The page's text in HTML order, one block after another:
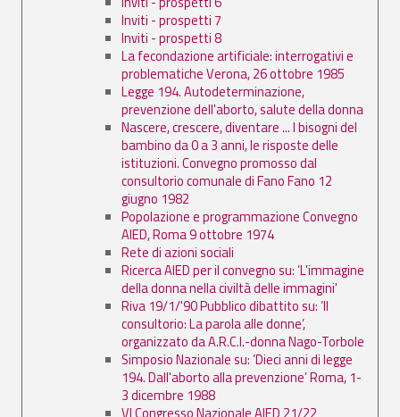
Inviti - prospetti 7
Inviti - prospetti 8
La fecondazione artificiale: interrogativi e
problematiche Verona, 26 ottobre 1985
Legge 194. Autodeterminazione,
prevenzione dell'aborto, salute della donna
Nascere, crescere, diventare ... I bisogni del
bambino da 0 a 3 anni, le risposte delle
istituzioni. Convegno promosso dal
consultorio comunale di Fano Fano 12
giugno 1982
Popolazione e programmazione Convegno
AIED, Roma 9 ottobre 1974
Rete di azioni sociali
Ricerca AIED per il convegno su: ’L'immagine
della donna nella civiltà delle immagini'
Riva 19/1/'90 Pubblico dibattito su: ’Il
consultorio: La parola alle donne’,
organizzato da A.R.C.I.-donna Nago-Torbole
Simposio Nazionale su: ’Dieci anni di legge
194. Dall'aborto alla prevenzione’ Roma, 1-
3 dicembre 1988
VI Congresso Nazionale AIED 21/22